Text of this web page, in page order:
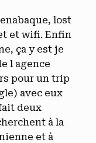
lost
et wifi. Enfin
ça y est je
l agence
pour un trip
avec eux
deux
à la
et à